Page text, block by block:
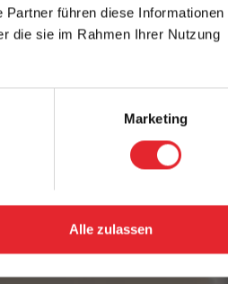
führen diese Informationen
die sie im Rahmen Ihrer Nutzung
Marketing
Alle zulassen